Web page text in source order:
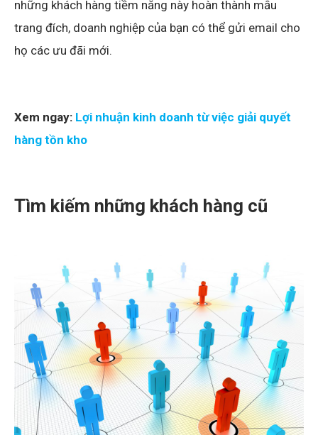
những khách hàng tiềm năng này hoàn thành mẫu
trang đích, doanh nghiệp của bạn có thể gửi email cho
họ các ưu đãi mới.
Xem ngay: Lợi nhuận kinh doanh từ việc giải quyết
hàng tồn kho
Tìm kiếm những khách hàng cũ